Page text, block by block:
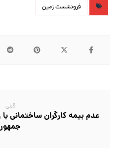
فرونشست زمین
قبلی
عدم بیمه کارگران ساختمانی
جمهور